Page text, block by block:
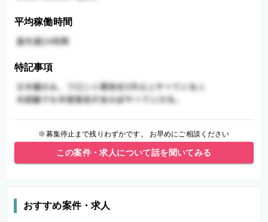
平均稼働時間
特記事項
※募集停止まで残りわずかです。 お早めにご相談ください
この案件・求人について話を聞いてみる
おすすめ案件・求人